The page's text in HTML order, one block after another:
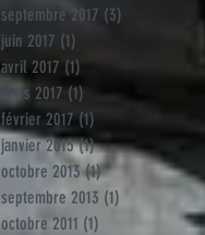
septembre 2017 (3)
juin 2017 (1)
avril 2017 (1)
mars 2017 (1) 1 post
février 2017 (1) 1 post
janvier 2015 (1)1 post
octobre 2013 (1)1 post
septembre 2013 (1) 1 post
octobre 2011 (1)